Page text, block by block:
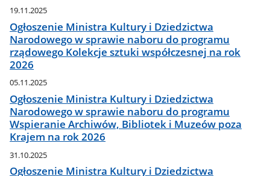
19.11.2025
Ogłoszenie Ministra Kultury i Dziedzictwa
Narodowego w sprawie naboru do programu
rządowego Kolekcje sztuki współczesnej na rok
2026
05.11.2025
Ogłoszenie Ministra Kultury i Dziedzictwa
Narodowego w sprawie naboru do programu
Wspieranie Archiwów, Bibliotek i Muzeów poza
Krajem na rok 2026
31.10.2025
Ogłoszenie Ministra Kultury i Dziedzictwa